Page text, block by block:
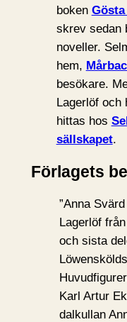
boken
skrev sedan
noveller.
hem,
besökare.
Lagerlöf och
hittas hos
sällskapet.
Förlagets
”Anna
Lagerlöf
och sista
Karl Artur
dalkullan